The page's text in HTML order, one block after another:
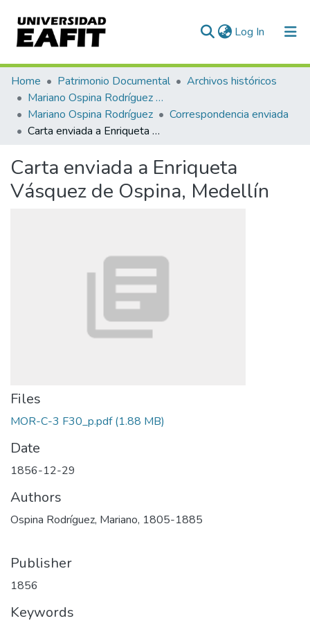
Log In (current)
Communities & Collections
All of DSpace
Statistics
Home Patrimonio Documental
Archivos históricos
Mariano Ospina Rodríguez (1826 -1912)
Mariano Ospina Rodríguez
Correspondencia enviada
Carta enviada a Enriqueta Vásquez de Ospina, Medellín
Carta enviada a Enriqueta
Vásquez de Ospina, Medellín
Files
MOR-C-3 F30_p.pdf(1.88 MB)
Date
1856-12-29
Authors
Ospina Rodríguez, Mariano, 1805-1885
Publisher
1856
Keywords